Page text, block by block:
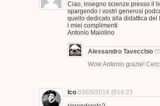
Ciao, insegno scienze presso il
spargendo i vostri generosi
quello dedicato alla didattica del
i miei complimenti
Antonio Maiolino
Alessandro Tavecchio
Wow Antonio grazie!
Ico 03/05/2018 @16:23